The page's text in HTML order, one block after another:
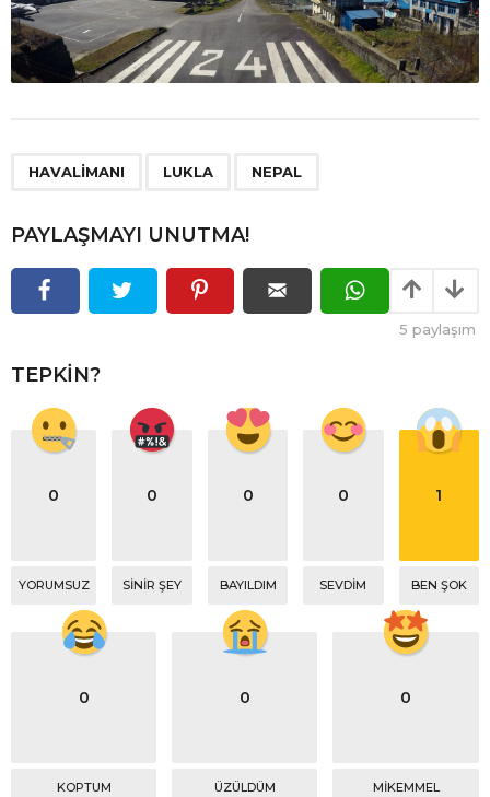
HAVALIMANI LUKLA NEPAL
PAYLAŞMAYI UNUTMA!
5 paylaşım
TEPKIN?
0
YORUMSUZ
0
SINIR ŞEY
0
BAYILDIM
0
SEVDIM
1
BEN ŞOK
0
KOPTUM
0
ÜZÜLDÜM
0
MIKEMMEL